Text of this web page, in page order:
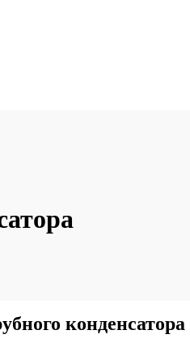
конденсатора